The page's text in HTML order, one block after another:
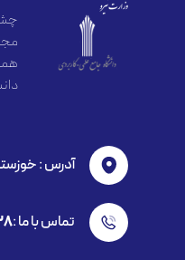
آدرس :
تماس با ما :